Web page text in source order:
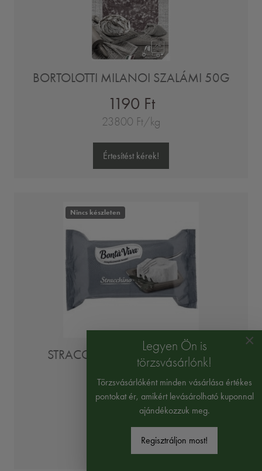
BORTOLOTTI MILANOI SZALÁMI 50G
1190 Ft
23800 Ft/kg
Értesítést kérek!
Nincs készleten
STRACCHINO KRÉMSAJT 200G
Krémes lágy sajt
1190 Ft
5950 Ft/kg
Értesítést kérek!
×
Legyen Ön is
törzsvásárlónk!
Törzsvásárlóként minden vásárlása értékes
pontokat ér, amikért levásárolható kuponnal
ajándékozzuk meg.
Regisztráljon most!